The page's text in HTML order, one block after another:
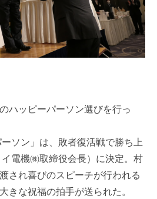
ハッピーパーソン選びを行っ
ソン」は、敗者復活戦で勝ち上
電機㈱取締役会長）に決定。村
され喜びのスピーチが行われる
きな祝福の拍手が送られた。